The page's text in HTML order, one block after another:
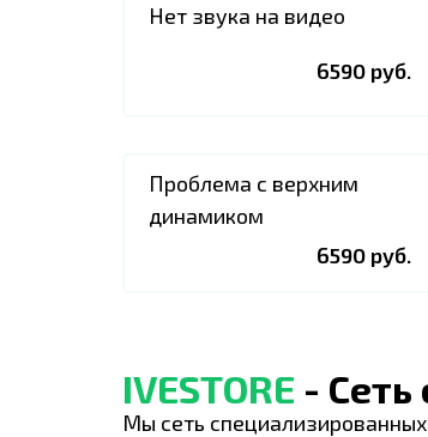
Нет звука на видео
6590 руб.
Проблема с верхним
динамиком
6590 руб.
IVESTORE - Сеть
Мы сеть